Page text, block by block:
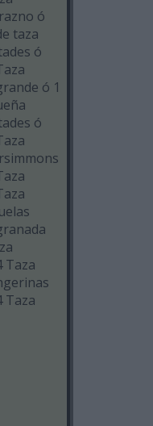
ó
taza
ó
ó 1
ó
Taza
Taza